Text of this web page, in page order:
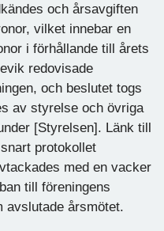
och årsavgiften
vilket innebar en
i förhållande till årets
redovisade
och beslutet togs
av styrelse och övriga
[Styrelsen]. Länk till
protokollet
med en vacker
till föreningens
avslutade årsmötet.